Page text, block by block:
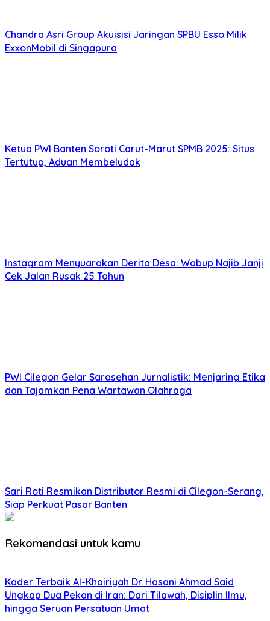
Chandra Asri Group Akuisisi Jaringan SPBU Esso Milik
ExxonMobil di Singapura
Ketua PWI Banten Soroti Carut-Marut SPMB 2025: Situs
Tertutup, Aduan Membeludak
Instagram Menyuarakan Derita Desa: Wabup Najib Janji
Cek Jalan Rusak 25 Tahun
PWI Cilegon Gelar Sarasehan Jurnalistik: Menjaring Etika
dan Tajamkan Pena Wartawan Olahraga
Sari Roti Resmikan Distributor Resmi di Cilegon-Serang,
Siap Perkuat Pasar Banten
Rekomendasi untuk kamu
Kader Terbaik Al-Khairiyah Dr. Hasani Ahmad Said
Ungkap Dua Pekan di Iran: Dari Tilawah, Disiplin Ilmu,
hingga Seruan Persatuan Umat